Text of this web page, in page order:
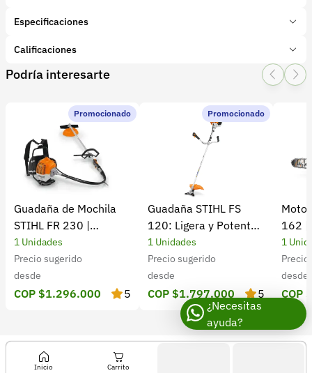
Especificaciones
Marca:
BELLOTA
Tipo de producto:Insumo
Subcategoría:Herramientas manuales (Cuchillos, machetes,
Calificaciones
1 Star
2 Star
3 Star4 Star
0 calificaciones
5 Estrellas
4 Estrellas
3 Estrellas
2 Estrellas
1 Estrellas
Podría interesarte
Promocionado
Guadaña de Mochila
STIHL FR 230 |
Potencia y rendimiento
1 Unidades
Precio sugerido
desde
COP $1.296.000 5
Promocionado
Guadaña STIHL FS
120: Ligera y Potente
para el Campo
1 Unidades
Precio sugerido
desde
COP $1.797.000 5
162 |
1
desde
COP
Inicio Carrito
¿Necesitas
ayuda?